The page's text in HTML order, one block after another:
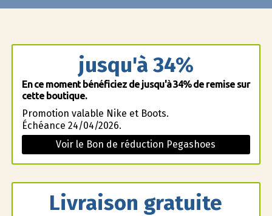
jusqu'à 34%
En ce moment bénéficiez de jusqu'à 34% de remise sur
cette boutique.
Promotion valable Nike et Boots.
Échéance 24/04/2026.
Voir le Bon de réduction Pegashoes
Livraison gratuite